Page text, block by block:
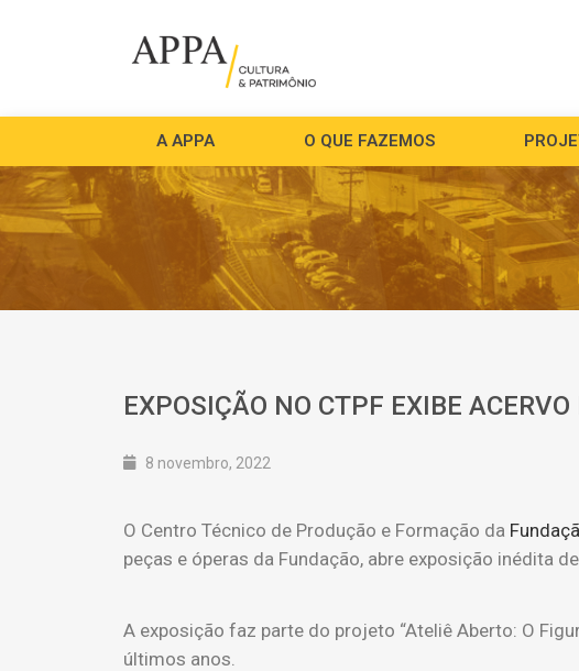
A APPA O QUE FAZEMOS
EXPOSIÇÃO NO CTPF EXIBE
8 novembro, 2022
O Centro Técnico de Produção e Formação da
peças e óperas da Fundação, abre exposição inédita
A exposição faz parte do projeto “Ateliê Aberto: O
últimos anos.